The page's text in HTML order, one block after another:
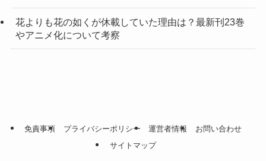
花よりも花の如くが休載していた理由は？最新刊23巻
やアニメ化について考察
免責事項 プライバシーポリシー 運営者情報
お問い合わせ
サイトマップ